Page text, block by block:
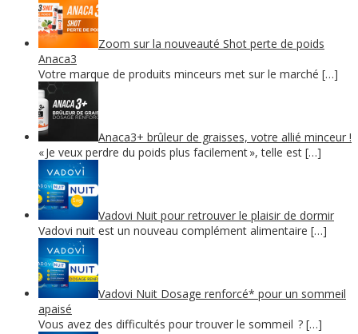
Zoom sur la nouveauté Shot perte de poids
Anaca3
Votre marque de produits minceurs met sur le marché […]
Anaca3+ brûleur de graisses, votre allié minceur !
« Je veux perdre du poids plus facilement », telle est […]
Vadovi Nuit pour retrouver le plaisir de dormir
Vadovi nuit est un nouveau complément alimentaire […]
Vadovi Nuit Dosage renforcé* pour un sommeil
apaisé
Vous avez des difficultés pour trouver le sommeil ? […]